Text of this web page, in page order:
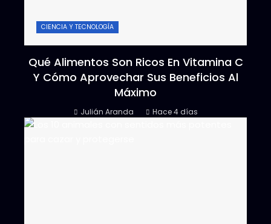
CIENCIA Y TECNOLOGÍA
Qué Alimentos Son Ricos En Vitamina C
Y Cómo Aprovechar Sus Beneficios Al
Máximo
Julián Aranda Hace 4 días